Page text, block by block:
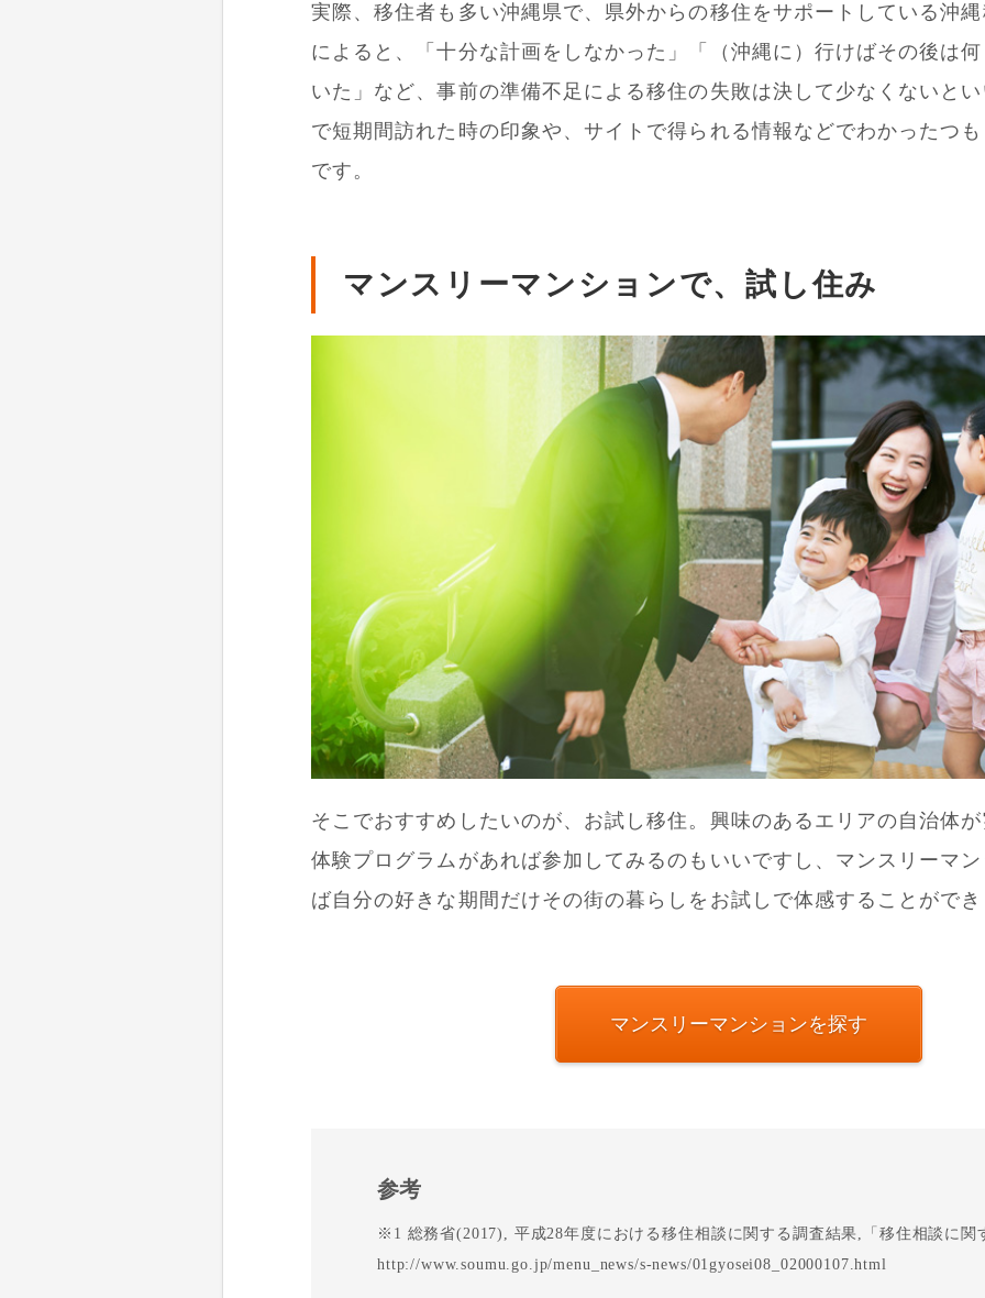
実際、移住者も多い沖縄県で、県外からの移住をサポートしている沖
によると、「十分な計画をしなかった」「（沖縄に）行けばその後は
いた」など、事前の準備不足による移住の失敗は決して少なくないと
で短期間訪れた時の印象や、サイトで得られる情報などでわかったつ
です。
マンスリーマンションで、試し住み
そこでおすすめしたいのが、お試し移住。興味のあるエリアの自治体
体験プログラムがあれば参加してみるのもいいですし、マンスリーマ
ば自分の好きな期間だけその街の暮らしをお試しで体感することがで
マンスリーマンションを探す
参考
※1 総務省(2017), 平成28年度における移住相談に関する調査結果,「移住相談に関
http://www.soumu.go.jp/menu_news/s-news/01gyosei08_02000107.html